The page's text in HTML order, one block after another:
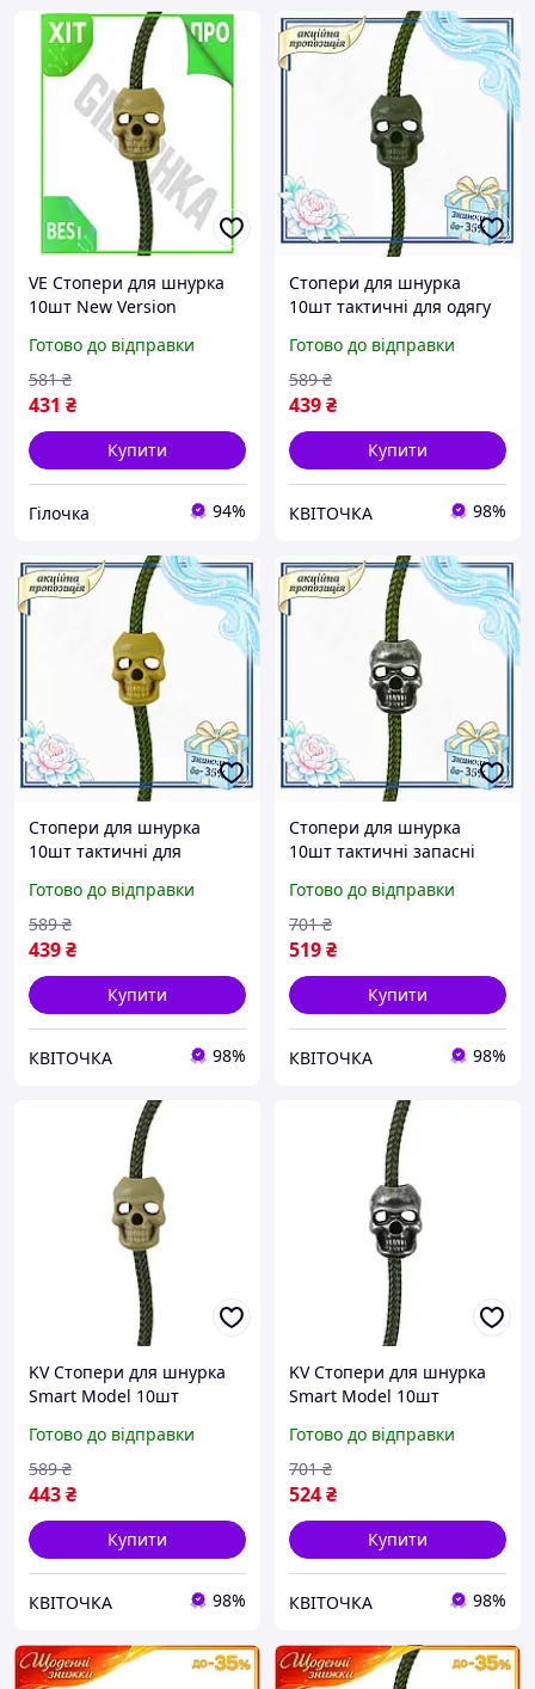
VE Стопери для шнурка
10шт New Version
одягу та спорядження
фіксатори для мотузок
N6W_VER
Готово до відправки
431 ₴
581 ₴
Купити
Гілочка 94%
Стопери для шнурка
10шт тактичні для одягу
функцією лічильника
KVI_12
Готово до відправки
439₴
589 ₴
Купити
КВІТОЧКА 98%
Стопери для шнурка
10шт тактичні для
надійні та стильні
аксесуари KVI_12
Готово до відправки
439₴
589 ₴
Купити
КВІТОЧКА 98%
Стопери для шнурка
10шт тактичні запасні
спорядження з функцією
лічильника KVI_12
Готово до відправки
519₴
701 ₴
Купити
КВІТОЧКА 98%
KV Стопери для шнурка
Smart Model 10шт
одягу та спорядження
фіксатори для мотузок
99/KVI
Готово до відправки
443₴
589 ₴
Купити
КВІТОЧКА 98%
KV Стопери для шнурка
Smart Model 10шт
спорядження та одягу
фіксатори для моту 99/KVI
Готово до відправки
524₴
701 ₴
Купити
КВІТОЧКА 98%